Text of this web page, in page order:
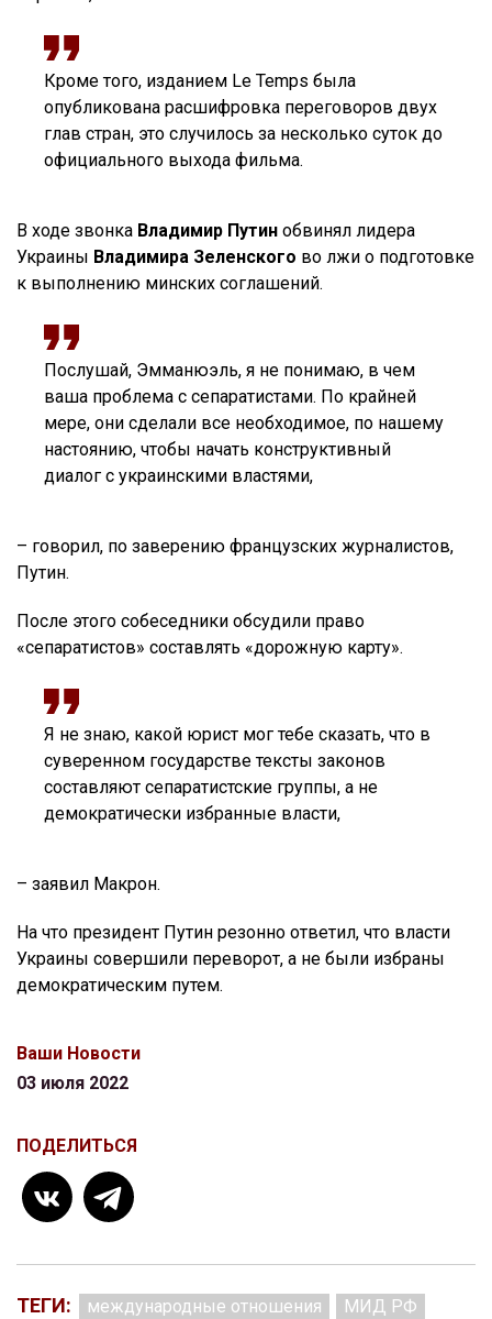
Кроме того, изданием Le Temps была
опубликована расшифровка переговоров двух
глав стран, это случилось за несколько суток до
официального выхода фильма.
В ходе звонка Владимир Путин обвинял лидера
Украины Владимира Зеленского во лжи о подготовке
к выполнению минских соглашений.
Послушай, Эмманюэль, я не понимаю, в чем
ваша проблема с сепаратистами. По крайней
мере, они сделали все необходимое, по нашему
настоянию, чтобы начать конструктивный
диалог с украинскими властями,
– говорил, по заверению французских журналистов,
Путин.
После этого собеседники обсудили право
«сепаратистов» составлять «дорожную карту».
Я не знаю, какой юрист мог тебе сказать, что в
суверенном государстве тексты законов
составляют сепаратистские группы, а не
демократически избранные власти,
– заявил Макрон.
На что президент Путин резонно ответил, что власти
Украины совершили переворот, а не были избраны
демократическим путем.
Ваши Новости
03 июля 2022
ПОДЕЛИТЬСЯ
ТЕГИ: международные отношения
МИД РФ